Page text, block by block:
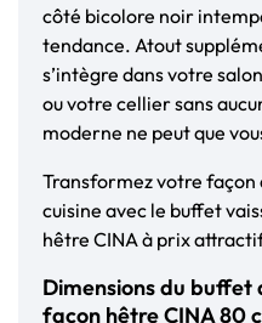
côté bicolore noir
tendance. Atout
s’intègre dans votre
ou votre cellier sans
moderne ne peut que
Transformez votre façon
cuisine avec le buffet
hêtre CINA à prix
Dimensions du buffet
façon hêtre CINA 80